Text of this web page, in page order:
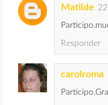
Matilde
Responder
carolroma